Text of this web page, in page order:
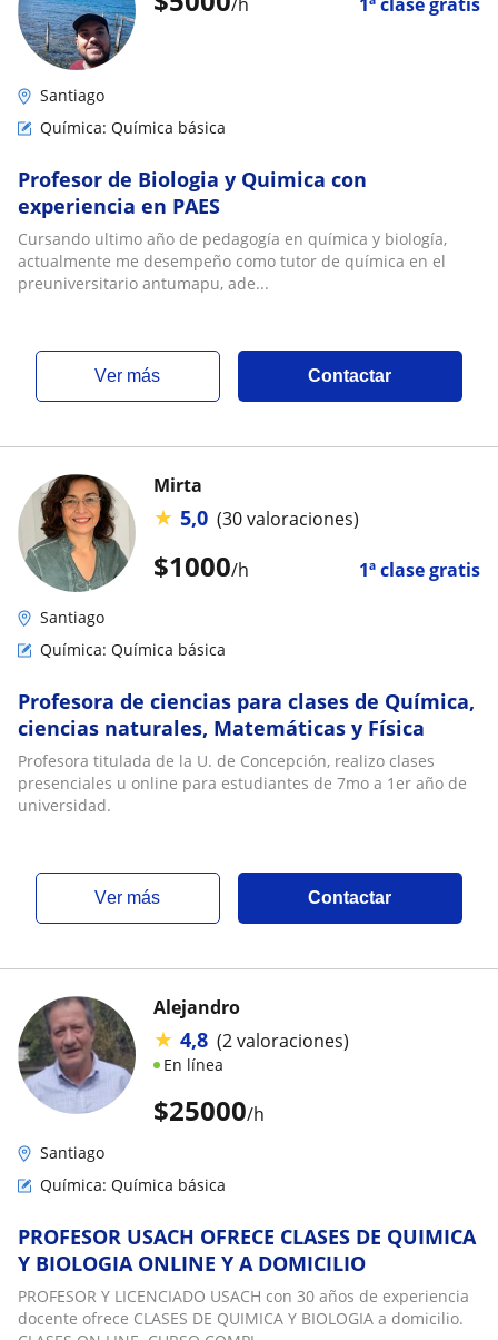
Santiago
Química: Química básica
Profesor de Biologia y Quimica con
experiencia en PAES
Cursando ultimo año de pedagogía en química y biología,
actualmente me desempeño como tutor de química en el
preuniversitario antumapu, ade...
ver más Contactar
$1000/h 1ª clase gratis
Mirta
★ 5,0 (30 valoraciones)
Santiago
Química: Química básica
Profesora de ciencias para clases de Química,
ciencias naturales, Matemáticas y Física
Profesora titulada de la U. de Concepción, realizo clases
presenciales u online para estudiantes de 7mo a 1er año de
universidad.
ver más Contactar
$25000/h
Alejandro
★ 4,8 (2 valoraciones)
En línea
Santiago
Química: Química básica
PROFESOR USACH OFRECE CLASES DE QUIMICA
Y BIOLOGIA ONLINE Y A DOMICILIO
PROFESOR Y LICENCIADO USACH con 30 años de experiencia
docente ofrece CLASES DE QUIMICA Y BIOLOGIA a domicilio.